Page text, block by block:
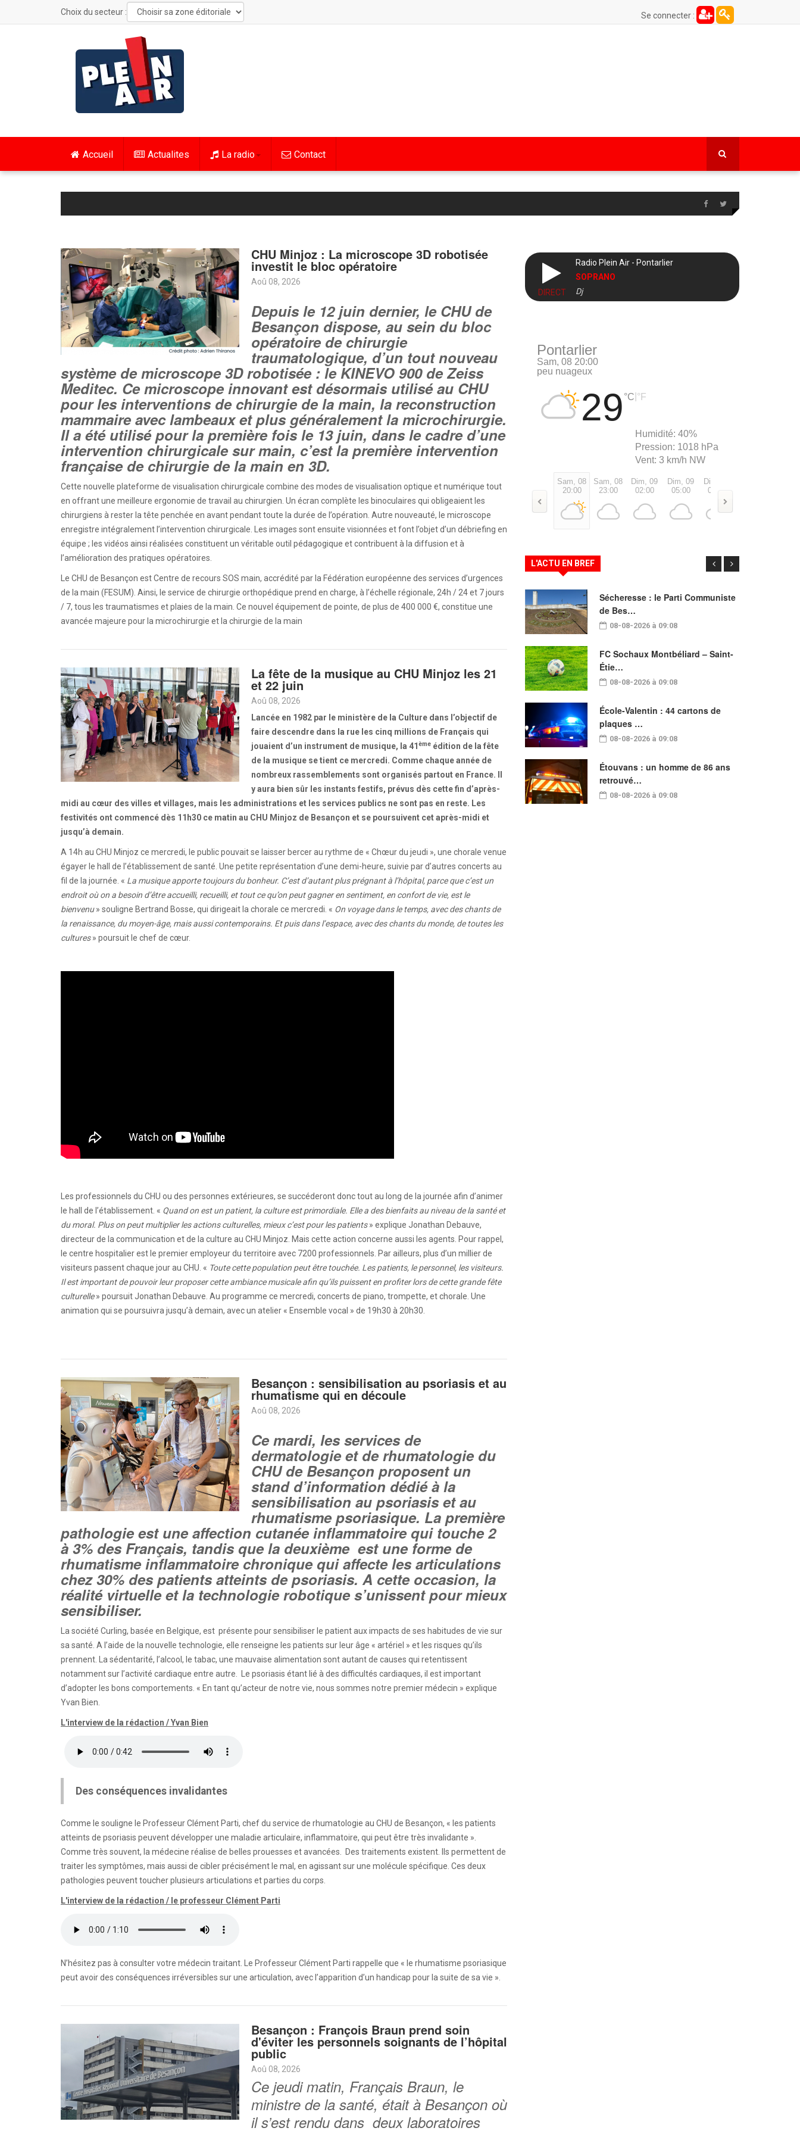
Choix du secteur : Se connecter :
Accueil Actualites La radio Contact
CHU Minjoz : La microscope 3D robotisée
investit le bloc opératoire
Aoû 08, 2026
Depuis le 12 juin dernier, le CHU de
Besançon dispose, au sein du bloc
opératoire de chirurgie
traumatologique, d’un tout nouveau
système de microscope 3D robotisée : le KINEVO 900 de Zeiss
Meditec. Ce microscope innovant est désormais utilisé au CHU
pour les interventions de chirurgie de la main, la reconstruction
mammaire avec lambeaux et plus généralement la microchirurgie.
Il a été utilisé pour la première fois le 13 juin, dans le cadre d’une
intervention chirurgicale sur main, c’est la première intervention
française de chirurgie de la main en 3D.
Cette nouvelle plateforme de visualisation chirurgicale combine des modes de visualisation optique et numérique tout
en offrant une meilleure ergonomie de travail au chirurgien. Un écran complète les binoculaires qui obligeaient les
chirurgiens à rester la tête penchée en avant pendant toute la durée de l’opération. Autre nouveauté, le microscope
enregistre intégralement l’intervention chirurgicale. Les images sont ensuite visionnées et font l’objet d’un débriefing en
équipe ; les vidéos ainsi réalisées constituent un véritable outil pédagogique et contribuent à la diffusion et à
l’amélioration des pratiques opératoires.
Le CHU de Besançon est Centre de recours SOS main, accrédité par la Fédération européenne des services d’urgences
de la main (FESUM). Ainsi, le service de chirurgie orthopédique prend en charge, à l’échelle régionale, 24h / 24 et 7 jours
/ 7, tous les traumatismes et plaies de la main. Ce nouvel équipement de pointe, de plus de 400 000 €, constitue une
avancée majeure pour la microchirurgie et la chirurgie de la main
La fête de la musique au CHU Minjoz les 21
et 22 juin
Aoû 08, 2026
Lancée en 1982 par le ministère de la Culture dans l’objectif de
faire descendre dans la rue les cinq millions de Français qui
jouaient d’un instrument de musique, la 41 ème édition de la fête
de la musique se tient ce mercredi. Comme chaque année de
nombreux rassemblements sont organisés partout en France. Il
y aura bien sûr les instants festifs, prévus dès cette fin d’après-
midi au cœur des villes et villages, mais les administrations et les services publics ne sont pas en reste. Les
festivités ont commencé dès 11h30 ce matin au CHU Minjoz de Besançon et se poursuivent cet après-midi et
jusqu’à demain.
A 14h au CHU Minjoz ce mercredi, le public pouvait se laisser bercer au rythme de « Chœur du jeudi », une chorale venue
égayer le hall de l’établissement de santé. Une petite représentation d’une demi-heure, suivie par d’autres concerts au
fil de la journée. « La musique apporte toujours du bonheur. C’est d’autant plus prégnant à l’hôpital, parce que c’est un
endroit où on a besoin d’être accueilli, recueilli, et tout ce qu’on peut gagner en sentiment, en confort de vie, est le
bienvenu» souligne Bertrand Bosse, qui dirigeait la chorale ce mercredi. « On voyage dans le temps, avec des chants de
la renaissance, du moyen-âge, mais aussi contemporains. Et puis dans l’espace, avec des chants du monde, de toutes les
cultures» poursuit le chef de cœur.
Les professionnels du CHU ou des personnes extérieures, se succéderont donc tout au long de la journée afin d’animer
le hall de l’établissement. « Quand on est un patient, la culture est primordiale. Elle a des bienfaits au niveau de la santé et
du moral. Plus on peut multiplier les actions culturelles, mieux c’est pour les patients» explique Jonathan Debauve,
directeur de la communication et de la culture au CHU Minjoz. Mais cette action concerne aussi les agents. Pour rappel,
le centre hospitalier est le premier employeur du territoire avec 7200 professionnels. Par ailleurs, plus d’un millier de
visiteurs passent chaque jour au CHU. « Toute cette population peut être touchée. Les patients, le personnel, les visiteurs.
Il est important de pouvoir leur proposer cette ambiance musicale afin qu’ils puissent en profiter lors de cette grande fête
culturelle» poursuit Jonathan Debauve. Au programme ce mercredi, concerts de piano, trompette, et chorale. Une
animation qui se poursuivra jusqu’à demain, avec un atelier « Ensemble vocal » de 19h30 à 20h30.
Besançon : sensibilisation au psoriasis et au
rhumatisme qui en découle
Aoû 08, 2026
Ce mardi, les services de
dermatologie et de rhumatologie du
CHU de Besançon proposent un
stand d’information dédié à la
sensibilisation au psoriasis et au
rhumatisme psoriasique. La première
pathologie est une affection cutanée inflammatoire qui touche 2
à 3% des Français, tandis que la deuxième est une forme de
rhumatisme inflammatoire chronique qui affecte les articulations
chez 30% des patients atteints de psoriasis. A cette occasion, la
réalité virtuelle et la technologie robotique s’unissent pour mieux
sensibiliser.
La société Curling, basée en Belgique, est présente pour sensibiliser le patient aux impacts de ses habitudes de vie sur
sa santé. A l’aide de la nouvelle technologie, elle renseigne les patients sur leur âge « artériel » et les risques qu’ils
prennent. La sédentarité, l’alcool, le tabac, une mauvaise alimentation sont autant de causes qui retentissent
notamment sur l’activité cardiaque entre autre. Le psoriasis étant lié à des difficultés cardiaques, il est important
d’adopter les bons comportements. « En tant qu’acteur de notre vie, nous sommes notre premier médecin » explique
Yvan Bien.
L'interview de la rédaction / Yvan Bien
Des conséquences invalidantes
Comme le souligne le Professeur Clément Parti, chef du service de rhumatologie au CHU de Besançon, « les patients
atteints de psoriasis peuvent développer une maladie articulaire, inflammatoire, qui peut être très invalidante ».
Comme très souvent, la médecine réalise de belles prouesses et avancées. Des traitements existent. Ils permettent de
traiter les symptômes, mais aussi de cibler précisément le mal, en agissant sur une molécule spécifique. Ces deux
pathologies peuvent toucher plusieurs articulations et parties du corps.
L'interview de la rédaction / le professeur Clément Parti
N’hésitez pas à consulter votre médecin traitant. Le Professeur Clément Parti rappelle que « le rhumatisme psoriasique
peut avoir des conséquences irréversibles sur une articulation, avec l’apparition d’un handicap pour la suite de sa vie ».
Besançon : François Braun prend soin
d'éviter les personnels soignants de l’hôpital
public
Aoû 08, 2026
Ce jeudi matin, Français Braun, le
ministre de la santé, était à Besançon où
il s’est rendu dans deux laboratoires
DIRECT
Radio Plein Air - Pontarlier
SOPRANO
Dj
Pontarlier
Sam, 08 20:00
peu nuageux
29 °C °F
Humidité: 40%
Pression: 1018 hPa
Vent: 3 km/h NW
Sam, 08
20:00
Sam, 08
23:00
Dim, 09
02:00
Dim, 09
05:00
Dim, 09
08:00
L'ACTU EN BREF
Sécheresse : le Parti Communiste
de Bes…
08-08-2026 à 09:08
FC Sochaux Montbéliard – Saint-
Étie…
08-08-2026 à 09:08
École-Valentin : 44 cartons de
plaques …
08-08-2026 à 09:08
Étouvans : un homme de 86 ans
retrouvé…
08-08-2026 à 09:08